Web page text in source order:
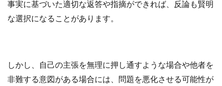
事実に基づいた適切な返答や指摘ができれば、反論も賢明
な選択になることがあります。
しかし、自己の主張を無理に押し通すような場合や他者を
非難する意図がある場合には、問題を悪化させる可能性が